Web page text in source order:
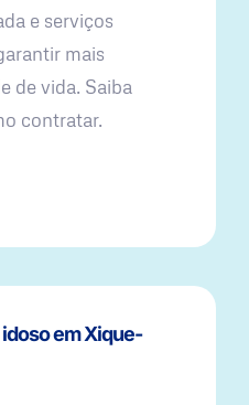
e serviços
mais
de vida. Saiba
contratar.
em Xique-